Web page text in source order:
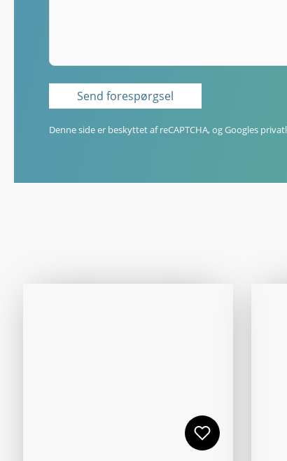
Denne side er beskyttet af reCAPTCHA, og Googles